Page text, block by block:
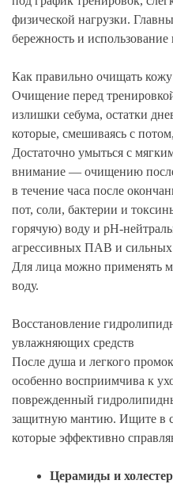
физической нагрузки.
бережность и
Как правильно очищать
Очищение перед
излишки себума, остатки
которые, смешиваясь с
Достаточно умыться с
внимание — очищению
в течение часа после
пот, соли, бактерии и
горячую) воду и pH-
агрессивных ПАВ и сильных
Для лица можно применять
воду.
Восстановление
увлажняющих средств
После душа и легкого
особенно восприимчива к
поврежденный
защитную мантию. Ищите в
которые эффективно
Церамиды и